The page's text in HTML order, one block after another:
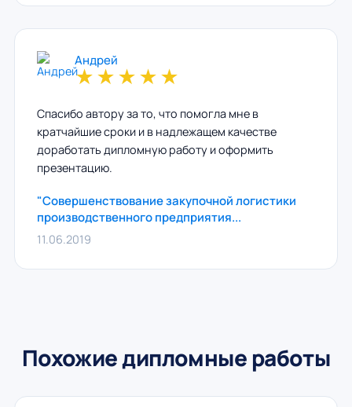
Андрей
★★★★★
Спасибо автору за то, что помогла мне в
кратчайшие сроки и в надлежащем качестве
доработать дипломную работу и оформить
презентацию.
"Совершенствование закупочной логистики
производственного предприятия...
11.06.2019
Похожие дипломные работы